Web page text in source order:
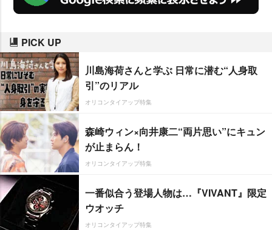
PICK UP
川島海荷さんと学ぶ 日常に潜む“人身取
引”のリアル
オリコンタイアップ特集
森崎ウィン×向井康二“両片思い”にキュン
が止まらん！
オリコンタイアップ特集
一番似合う登場人物は…『VIVANT』限定
ウオッチ
オリコンタイアップ特集